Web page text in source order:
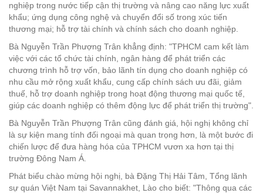
nghiệp trong nước tiếp cận thị trường và nâng cao năng lực xuất
khẩu; ứng dụng công nghệ và chuyển đổi số trong xúc tiến
thương mại; hỗ trợ tài chính và chính sách cho doanh nghiệp.
Bà Nguyễn Trần Phượng Trân khẳng định: "TPHCM cam kết làm
việc với các tổ chức tài chính, ngân hàng để phát triển các
chương trình hỗ trợ vốn, bảo lãnh tín dụng cho doanh nghiệp có
nhu cầu mở rộng xuất khẩu, cung cấp chính sách ưu đãi, giảm
thuế, hỗ trợ doanh nghiệp trong hoạt động thương mại quốc tế,
giúp các doanh nghiệp có thêm động lực để phát triển thị trường".
Bà Nguyễn Trần Phượng Trân cũng đánh giá, hội nghị không chỉ
là sự kiện mang tính đối ngoại mà quan trọng hơn, là một bước đi
chiến lược để đưa hàng hóa của TPHCM vươn xa hơn tại thị
trường Đông Nam Á.
Phát biểu chào mừng hội nghị, bà Đặng Thị Hải Tâm, Tổng lãnh
sự quán Việt Nam tại Savannakhet, Lào cho biết: "Thông qua các